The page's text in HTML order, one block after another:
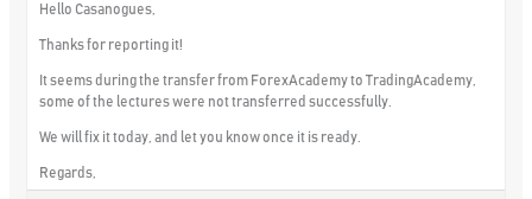
Hello Casanogues,
Thanks for reporting it!
It seems during the transfer from ForexAcademy to TradingAcademy,
some of the lectures were not transferred successfully.
We will fix it today, and let you know once it is ready.
Regards,